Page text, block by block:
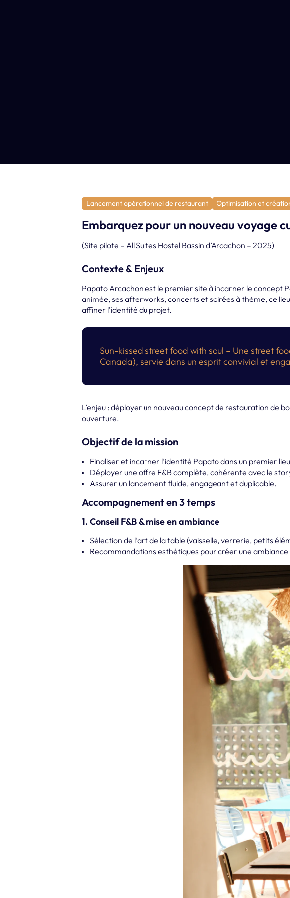
Lancement opérationnel de restaurant Optimisation et
Embarquez pour un nouveau voyage
(Site pilote – All Suites Hostel Bassin d’Arcachon – 2025)
Contexte & Enjeux
Papato Arcachon est le premier site à incarner le concept
animée, ses afterworks, concerts et soirées à thème, ce
affiner l’identité du projet.
Sun-kissed street food with soul – Une street
Canada), servie dans un esprit convivial et
L’enjeu : déployer un nouveau concept de restauration de
ouverture.
Objectif de la mission
Finaliser et incarner l’identité Papato dans un premier
Déployer une offre F&B complète, cohérente avec le
Assurer un lancement fluide, engageant et duplicable.
Accompagnement en 3 temps
1. Conseil F&B & mise en ambiance
Sélection de l’art de la table (vaisselle, verrerie, petits
Recommandations esthétiques pour créer une